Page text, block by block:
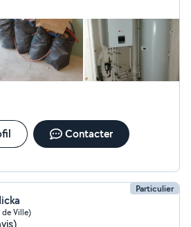
Contacter
Particulier
de Ville)